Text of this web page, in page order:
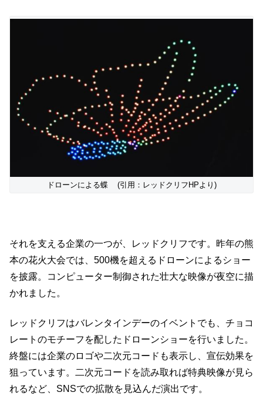
ドローンによる蝶 (引用：レッドクリフHPより)
それを支える企業の一つが、レッドクリフです。昨年の熊
本の花火大会では、500機を超えるドローンによるショー
を披露。コンピューター制御された壮大な映像が夜空に描
かれました。
レッドクリフはバレンタインデーのイベントでも、チョコ
レートのモチーフを配したドローンショーを行いました。
終盤には企業のロゴや二次元コードも表示し、宣伝効果を
狙っています。二次元コードを読み取れば特典映像が見ら
れるなど、SNSでの拡散を見込んだ演出です。